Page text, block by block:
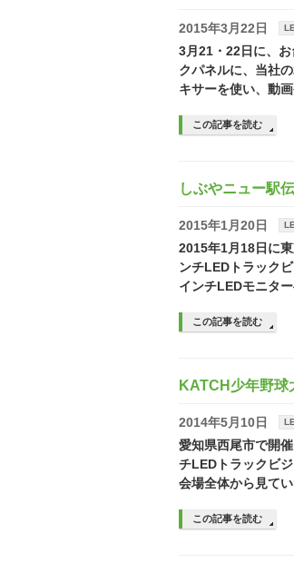
2015年3月22日
3月21・22日に、
クパネルに、当社
キサーを使い、動
この記事を読む
しぶやニュー駅
2015年1月20日
2015年1月18日に
ンチLEDトラック
インチLEDモニタ
この記事を読む
KATCH少年野球
2014年5月10日
愛知県西尾市で開
チLEDトラックビ
会場全体から見て
この記事を読む